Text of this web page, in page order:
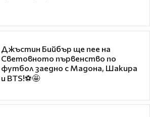
Джъстин Бийбър ще пее на
Световното първенство по
футбол заедно с Мадона, Шакира
и BTS!⚽🤩